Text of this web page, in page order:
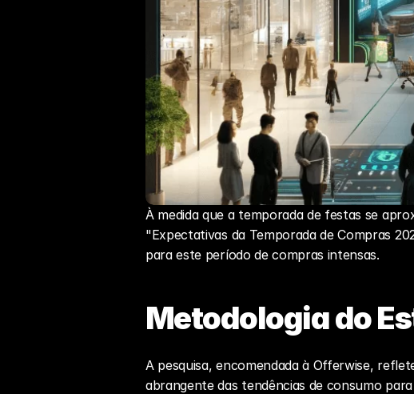
À medida que a temporada de festas se
"Expectativas da Temporada de Compras
para este período de compras intensas.
Metodologia do
A pesquisa, encomendada à Offerwise,
abrangente das tendências de consumo